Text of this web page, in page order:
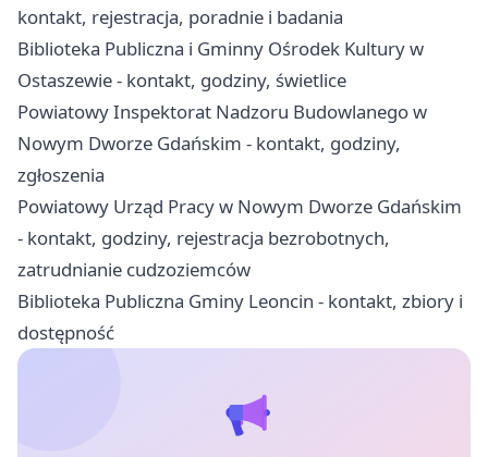
kontakt, rejestracja, poradnie i badania
Biblioteka Publiczna i Gminny Ośrodek Kultury w
Ostaszewie - kontakt, godziny, świetlice
Powiatowy Inspektorat Nadzoru Budowlanego w
Nowym Dworze Gdańskim - kontakt, godziny,
zgłoszenia
Powiatowy Urząd Pracy w Nowym Dworze Gdańskim
- kontakt, godziny, rejestracja bezrobotnych,
zatrudnianie cudzoziemców
Biblioteka Publiczna Gminy Leoncin - kontakt, zbiory i
dostępność